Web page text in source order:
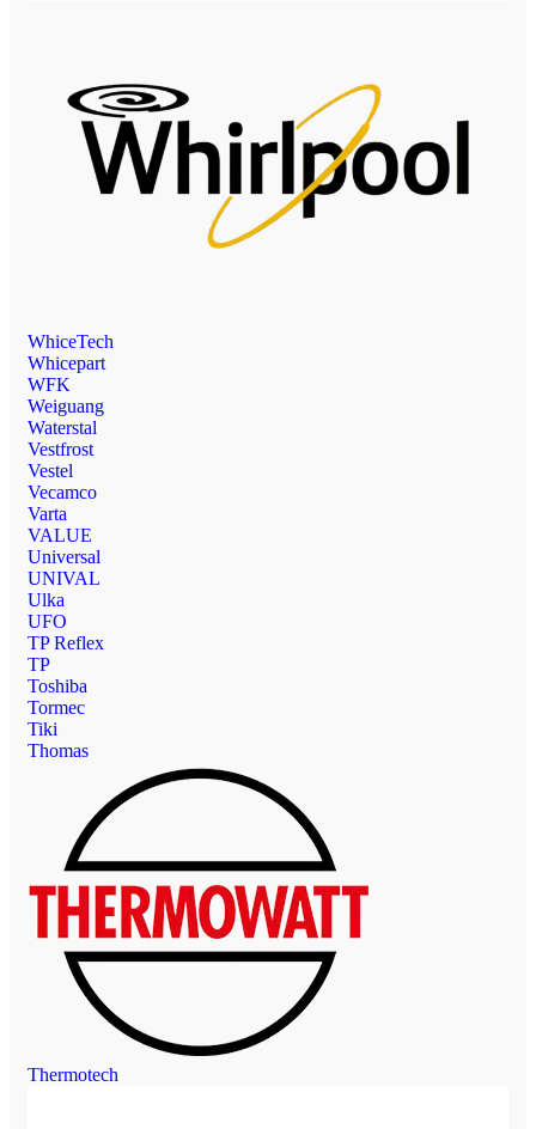
WhiceTech
Whicepart
WFK
Weiguang
Waterstal
Vestfrost
Vestel
Vecamco
Varta
VALUE
Universal
UNIVAL
Ulka
UFO
TP Reflex
TP
Toshiba
Tormec
Tiki
Thomas
Thermotech